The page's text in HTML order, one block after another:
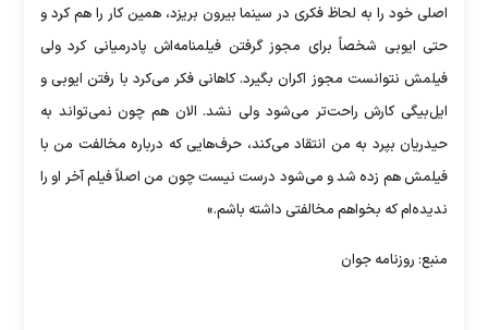
اصلی خود را به لحاظ فکری در سینما بیرون بریزد، همین کار را هم کرد و
حتی ایوبی شخصاً برای مجوز گرفتن فیلمنامه‌اش پادرمیانی کرد ولی
فیلمش نتوانست مجوز اکران بگیرد. کاهانی فکر می‌کرد با رفتن ایوبی و
ایل‌بیگی کارش راحت‌تر می‌شود ولی نشد. الان هم چون نمی‌تواند به
حیدریان بپرد به من انتقاد می‌کند، حرف‌هایی که درباره مخالفت من با
فیلمش هم ‌زده شد و می‌شود درست نیست چون من اصلاً فیلم آخر او را
ندیده‌ام که بخواهم مخالفتی داشته باشم.»
منبع: روزنامه جوان